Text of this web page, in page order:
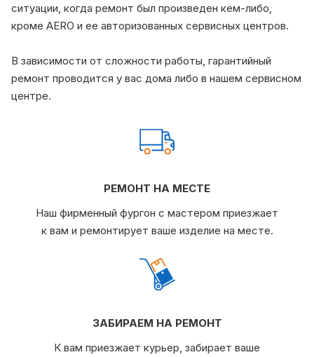
ситуации, когда ремонт был произведен кем-либо,
кроме AERO и ее авторизованных сервисных центров.
В зависимости от сложности работы, гарантийный
ремонт проводится у вас дома либо в нашем сервисном
центре.
РЕМОНТ НА МЕСТЕ
Наш фирменный фургон с мастером приезжает
к вам и ремонтирует ваше изделие на месте.
ЗАБИРАЕМ НА РЕМОНТ
К вам приезжает курьер, забирает ваше